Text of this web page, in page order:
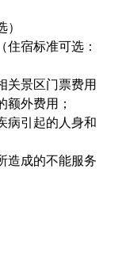
住宿标准可选：
关景区门票费用
额外费用；
病引起的人身和
造成的不能服务